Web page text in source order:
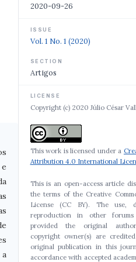
2020-09-26
ISSUE
Vol. 1 No. 1 (2020)
SECTION
Artigos
LICENSE
Copyright (c) 2020 Júlio César
This work is licensed under a
Attribution 4.0 International
This is an open-access article
the terms of the Creative
License (CC BY). The use,
reproduction in other forums
provided the original
copyright owner(s) are
original publication in this
accordance with accepted